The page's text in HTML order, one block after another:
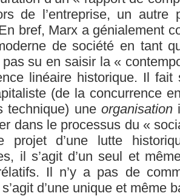
de l’entreprise, un autre
bref, Marx a génialement
de société en tant
pas su en saisir la «
linéaire historique. Il
(de la concurrence
technique) uneorganisation
dans le processus du «
projet d’une lutte
il s’agit d’un seul et
Il n’y a pas de
s’agit d’une unique et même